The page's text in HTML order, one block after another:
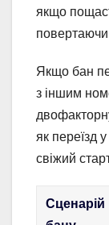
якщо
повертаючи
Якщо бан
з іншим
як переїзд
свіжий
Сценарій